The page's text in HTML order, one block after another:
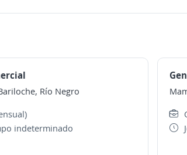
Río Negro
indeterminado